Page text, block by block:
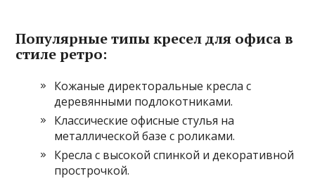
Популярные типы кресел для офиса в
стиле ретро:
Кожаные директоральные кресла с
деревянными подлокотниками.
Классические офисные стулья на
металлической базе с роликами.
Кресла с высокой спинкой и декоративной
прострочкой.